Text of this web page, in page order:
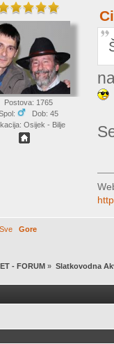
Postova: 1765
Dob: 45
Osijek - Bilje
Sve Gore
- FORUM » Slatkovodna